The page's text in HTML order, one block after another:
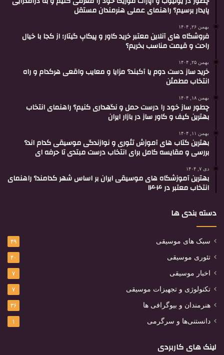
پایدار برسیم؟ راهنمای عملی هنرمندان مستقل
بهمن ۲۶, ۱۴۰۴
فروشگاه های آنلاین معتبر خرید کاور و پیکاپ گیتار؛ از کجا با خیال
راحت و قیمت مناسب بخریم؟
بهمن ۲۵, ۱۴۰۴
خرید ساز دست دوم یا آکبند؟ مزایا و معایب واقعی هرکدام و راه
انتخاب مطمئن
بهمن ۱۸, ۱۴۰۴
چطور ساز خود را درست حمل و نگهداری کنیم؟ راهنمای انتخاب
بهترین کیف و کاور ساز در بازار ایران
بهمن ۱۱, ۱۴۰۴
بهترین کتاب های آموزش تئوری و نوازندگی موسیقی کدام اند؟
بررسی و مقایسه کامل برای انتخاب درست مبتدی تا حرفه ای
دی ۷, ۱۴۰۴
بهترین آموزشگاه های موسیقی ایران بر اساس شهر کدامند؟ راهنمای
انتخاب معتبر در ۱۴۰۴
دسته بندی ها
سبک های موسیقی ۴۹
تئوری موسیقی ۴۰
اخبار موسیقی ۷
تکنولوژی و تجهیزات موسیقی ۷
هنرمندان و بیوگرافی ها ۳۶
دانستنی‌ها و سرگرمی ۱
لینک های کاربردی